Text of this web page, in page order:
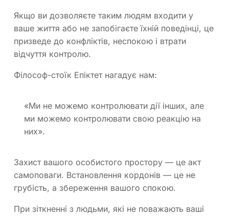
Якщо ви дозволяєте таким людям входити у
ваше життя або не запобігаєте їхній поведінці, це
призведе до конфліктів, неспокою і втрати
відчуття контролю.
Філософ-стоїк Епіктет нагадує нам:
«Ми не можемо контролювати дії інших, але
ми можемо контролювати свою реакцію на
них».
Захист вашого особистого простору — це акт
самоповаги. Встановлення кордонів — це не
грубість, а збереження вашого спокою.
При зіткненні з людьми, які не поважають ваші